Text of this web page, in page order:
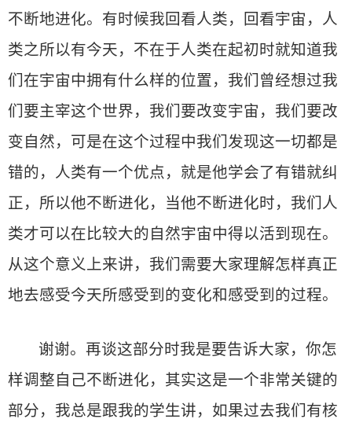
不断地进化。有时候我回看人类，回看宇宙，人
类之所以有今天，不在于人类在起初时就知道我
们在宇宙中拥有什么样的位置，我们曾经想过我
们要主宰这个世界，我们要改变宇宙，我们要改
变自然，可是在这个过程中我们发现这一切都是
错的，人类有一个优点，就是他学会了有错就纠
正，所以他不断进化，当他不断进化时，我们人
类才可以在比较大的自然宇宙中得以活到现在。
从这个意义上来讲，我们需要大家理解怎样真正
地去感受今天所感受到的变化和感受到的过程。
谢谢。再谈这部分时我是要告诉大家，你怎
样调整自己不断进化，其实这是一个非常关键的
部分，我总是跟我的学生讲，如果过去我们有核